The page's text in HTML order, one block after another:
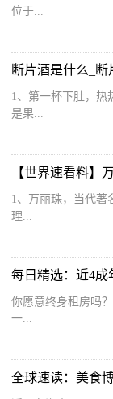
位于...
断片酒是什么_断
1、第一杯下肚，热
是果...
【世界速看料】
1、万丽珠，当代著
理...
你愿意终身租房吗
一...